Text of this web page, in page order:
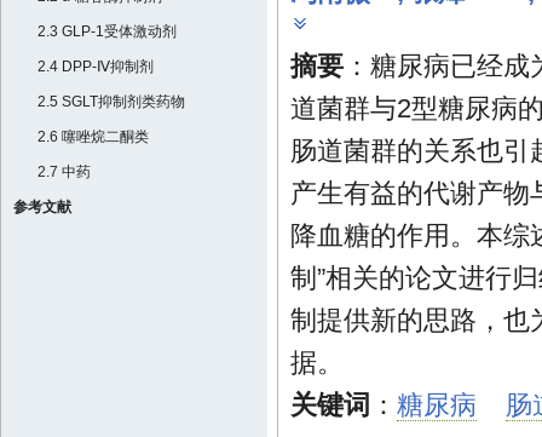
2.3 GLP-1受体激动剂
2.4 DPP-Ⅳ抑制剂
2.5 SGLT抑制剂类药物
2.6 噻唑烷二酮类
2.7 中药
参考文献
摘要 ：糖尿病已经
道菌群与2型糖尿病
肠道菌群的关系也
产生有益的代谢产物
降血糖的作用。本综
制”相关的论文进行
制提供新的思路，也
据。
关键词 ： 糖尿病 肠